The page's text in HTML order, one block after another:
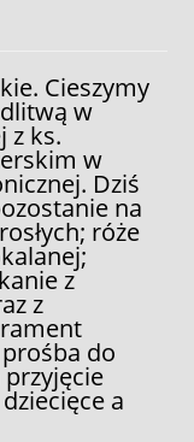
Cieszymy
w
z ks.
w
Dziś
na
róże
z
z
do
przyjęcie
a